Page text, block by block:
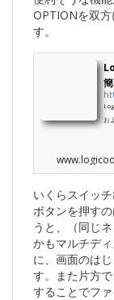
OPTIONを双
す。
お
いくらスイッ
ボタンを押す
うと、（同じ
かもマルチデ
に、画面のは
す。また片方
することでフ